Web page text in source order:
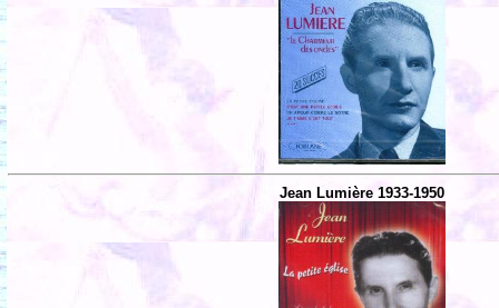
Jean Lumière 1933-1950